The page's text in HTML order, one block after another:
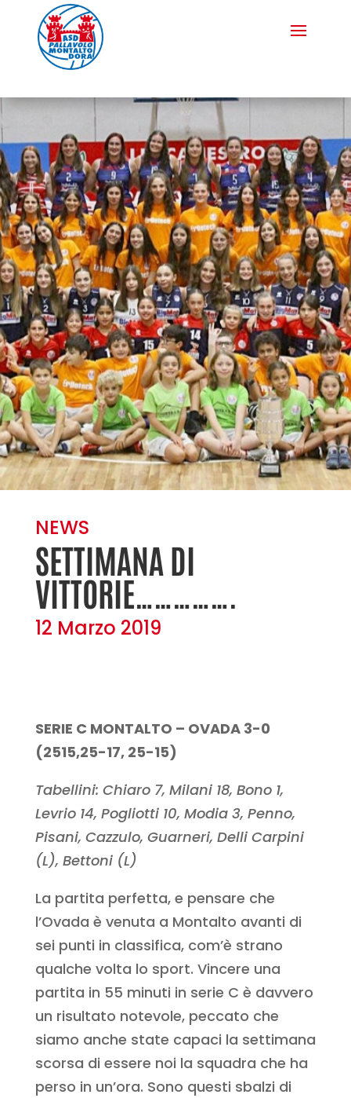
NEWS
SETTIMANA DI
VITTORIE…………….
12 Marzo 2019
SERIE C MONTALTO – OVADA 3-0
(2515,25-17, 25-15)
Tabellini: Chiaro 7, Milani 18, Bono 1,
Levrio 14, Pogliotti 10, Modia 3, Penno,
Pisani, Cazzulo, Guarneri, Delli Carpini
(L), Bettoni (L)
La partita perfetta, e pensare che
l’Ovada è venuta a Montalto avanti di
sei punti in classifica, com’è strano
qualche volta lo sport. Vincere una
partita in 55 minuti in serie C è davvero
un risultato notevole, peccato che
siamo anche state capaci la settimana
scorsa di essere noi la squadra che ha
perso in un’ora. Sono questi sbalzi di